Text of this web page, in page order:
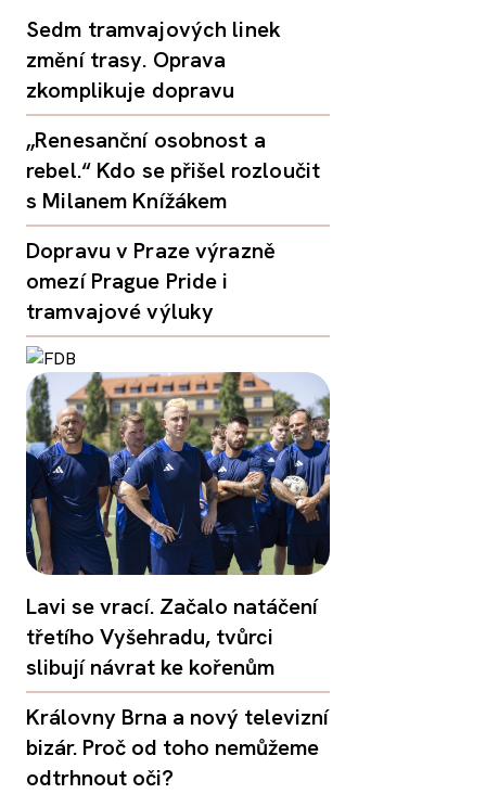
Sedm tramvajových linek
změní trasy. Oprava
zkomplikuje dopravu
„Renesanční osobnost a
rebel.“ Kdo se přišel rozloučit
s Milanem Knížákem
Dopravu v Praze výrazně
omezí Prague Pride i
tramvajové výluky
Lavi se vrací. Začalo natáčení
třetího Vyšehradu, tvůrci
slibují návrat ke kořenům
Královny Brna a nový televizní
bizár. Proč od toho nemůžeme
odtrhnout oči?